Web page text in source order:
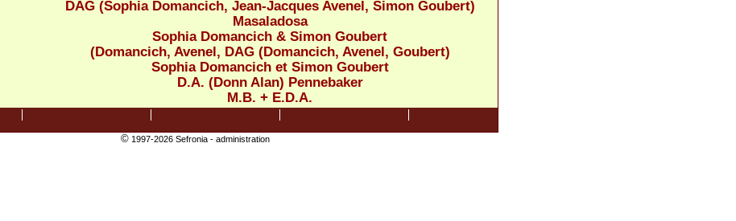
DAG (Sophia Domancich, Jean-Jacques Avenel, Simon Goubert)
Masaladosa
Sophia Domancich & Simon Goubert
(Domancich, Avenel, DAG (Domancich, Avenel, Goubert)
Sophia Domancich et Simon Goubert
D.A. (Donn Alan) Pennebaker
M.B. + E.D.A.
©1997-2026 Sefronia - administration